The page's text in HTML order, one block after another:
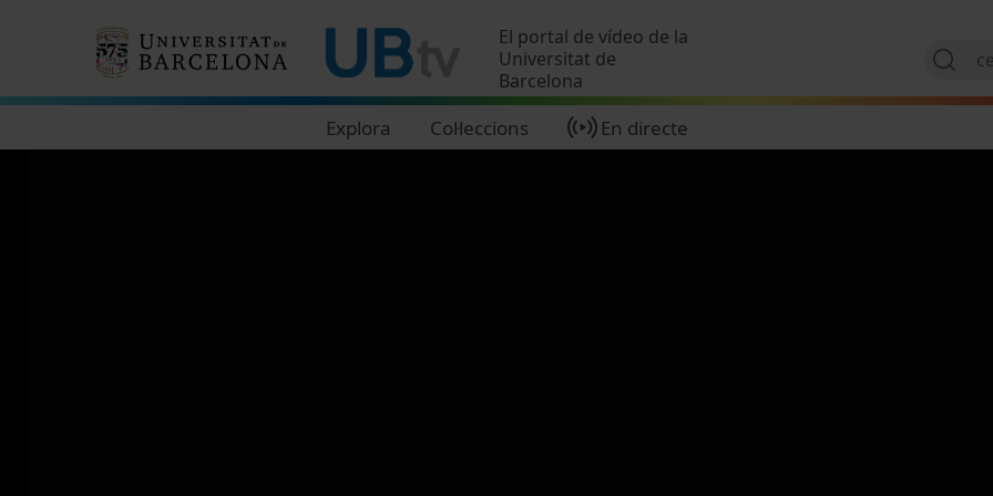
El portal de vídeo de la
Universitat de
Barcelona
Explora Col·leccions En directe